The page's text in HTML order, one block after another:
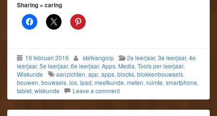
Sharing = caring
19 februari 2016 stefvangorp 2e leerjaar, 3e leerjaar, 4e
leerjaar, 5e leerjaar, 6e leerjaar, Apps, Media, Tools per leerjaar,
Wiskunde
aanzichten, app, apps, blocks, blokkenbouwsels,
bouwen, bouwsels, ios, ipad, meetkunde, meten, ruimte, smartphone,
tablet, wiskunde Leave a comment